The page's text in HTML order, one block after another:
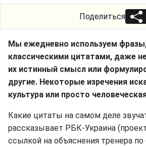
Поделиться
Мы ежедневно используем
классическими цитатами, даже
их истинный смысл или
другие. Некоторые изречения
культура или просто
Какие цитаты на самом деле
рассказывает РБК-Украина
ссылкой на объяснения тренера